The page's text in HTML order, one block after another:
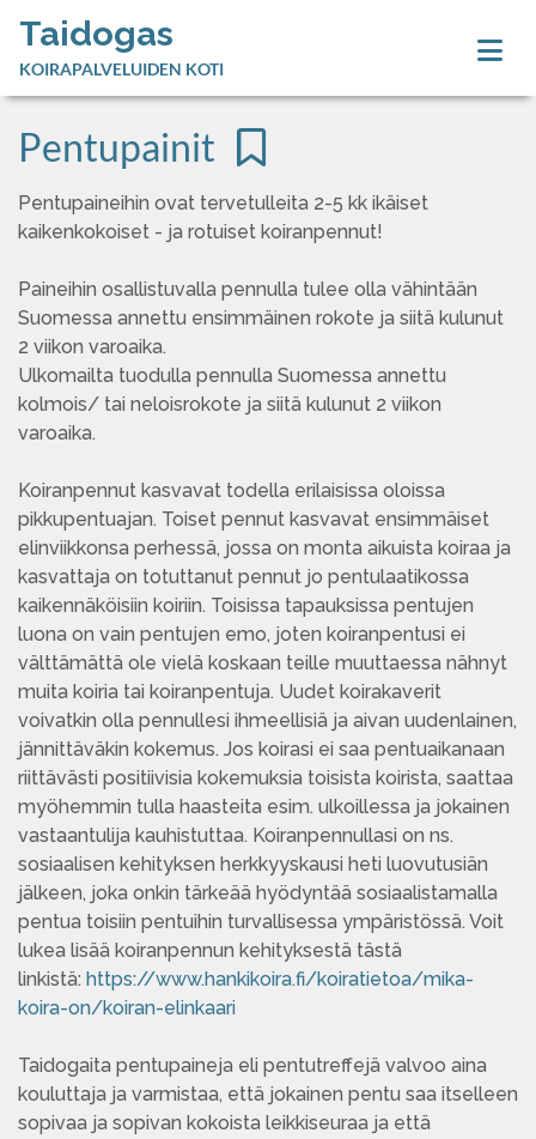
Taidogas
KOIRAPALVELUIDEN KOTI
Pentupainit
Pentupaineihin ovat tervetulleita 2-5 kk ikäiset
kaikenkokoiset - ja rotuiset koiranpennut!
Paineihin osallistuvalla pennulla tulee olla vähintään
Suomessa annettu ensimmäinen rokote ja siitä kulunut
2 viikon varoaika.
Ulkomailta tuodulla pennulla Suomessa annettu
kolmois/ tai neloisrokote ja siitä kulunut 2 viikon
varoaika.
Koiranpennut kasvavat todella erilaisissa oloissa
pikkupentuajan. Toiset pennut kasvavat ensimmäiset
elinviikkonsa perhessä, jossa on monta aikuista koiraa ja
kasvattaja on totuttanut pennut jo pentulaatikossa
kaikennäköisiin koiriin. Toisissa tapauksissa pentujen
luona on vain pentujen emo, joten koiranpentusi ei
välttämättä ole vielä koskaan teille muuttaessa nähnyt
muita koiria tai koiranpentuja. Uudet koirakaverit
voivatkin olla pennullesi ihmeellisiä ja aivan uudenlainen,
jännittäväkin kokemus. Jos koirasi ei saa pentuaikanaan
riittävästi positiivisia kokemuksia toisista koirista, saattaa
myöhemmin tulla haasteita esim. ulkoillessa ja jokainen
vastaantulija kauhistuttaa. Koiranpennullasi on ns.
sosiaalisen kehityksen herkkyyskausi heti luovutusiän
jälkeen, joka onkin tärkeää hyödyntää sosiaalistamalla
pentua toisiin pentuihin turvallisessa ympäristössä. Voit
lukea lisää koiranpennun kehityksestä tästä
linkistä: https://www.hankikoira.fi/koiratietoa/mika-
koira-on/koiran-elinkaari
Taidogaita pentupaineja eli pentutreffejä valvoo aina
kouluttaja ja varmistaa, että jokainen pentu saa itselleen
sopivaa ja sopivan kokoista leikkiseuraa ja että